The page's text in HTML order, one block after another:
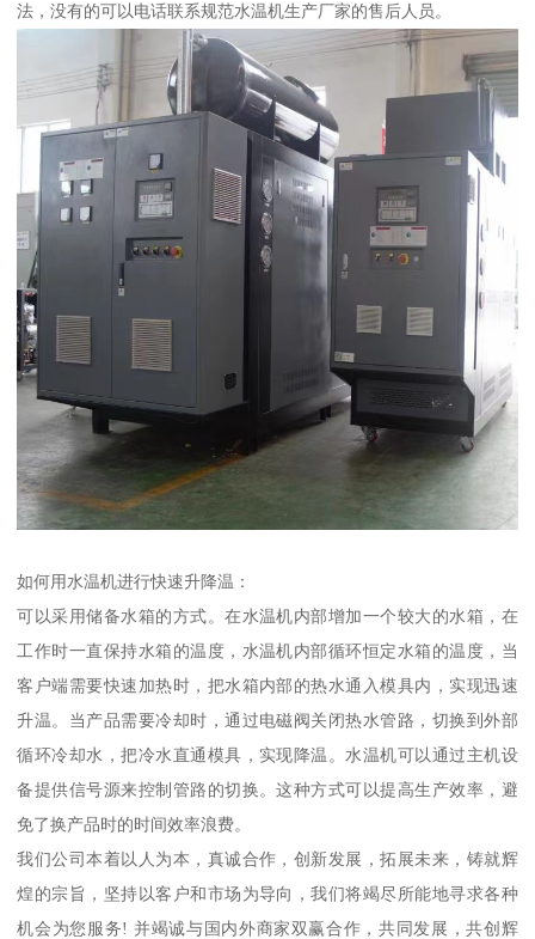
法，没有的可以电话联系规范水温机生产厂家的售后人员。
如何用水温机进行快速升降温：
可以采用储备水箱的方式。在水温机内部增加一个较大的水箱，在
工作时一直保持水箱的温度，水温机内部循环恒定水箱的温度，当
客户端需要快速加热时，把水箱内部的热水通入模具内，实现迅速
升温。当产品需要冷却时，通过电磁阀关闭热水管路，切换到外部
循环冷却水，把冷水直通模具，实现降温。水温机可以通过主机设
备提供信号源来控制管路的切换。这种方式可以提高生产效率，避
免了换产品时的时间效率浪费。
我们公司本着以人为本，真诚合作，创新发展，拓展未来，铸就辉
煌的宗旨，坚持以客户和市场为导向，我们将竭尽所能地寻求各种
机会为您服务! 并竭诚与国内外商家双赢合作，共同发展，共创辉